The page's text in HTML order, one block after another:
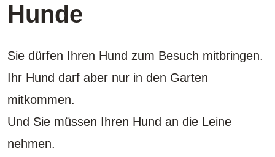
Hunde
Sie dürfen Ihren Hund zum Besuch mitbringen.
Ihr Hund darf aber nur in den Garten
mitkommen.
Und Sie müssen Ihren Hund an die Leine
nehmen.